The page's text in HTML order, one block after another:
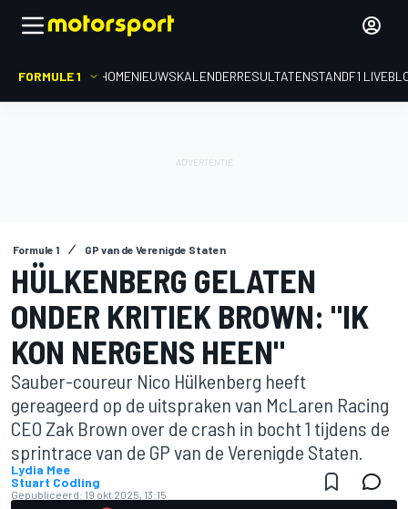
FORMULE 1 HOMENIEUWSKALENDERRESULTATENSTANDF1
Formule 1 GP van de Verenigde Staten
HÜLKENBERG GELATEN
ONDER KRITIEK BROWN: "IK
KON NERGENS HEEN"
Sauber-coureur Nico Hülkenberg heeft
gereageerd op de uitspraken van McLaren Racing
CEO Zak Brown over de crash in bocht 1 tijdens de
sprintrace van de GP van de Verenigde Staten.
Lydia Mee
Stuart Codling
Gepubliceerd: 19 okt 2025, 13:15